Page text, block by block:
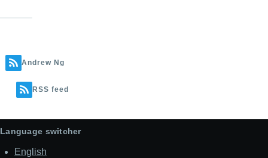
Andrew Ng
RSS feed
Language switcher
English